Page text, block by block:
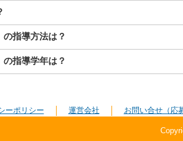
指導方法は？
指導学年は？
ーポリシー 運営会社 お問い合せ（応